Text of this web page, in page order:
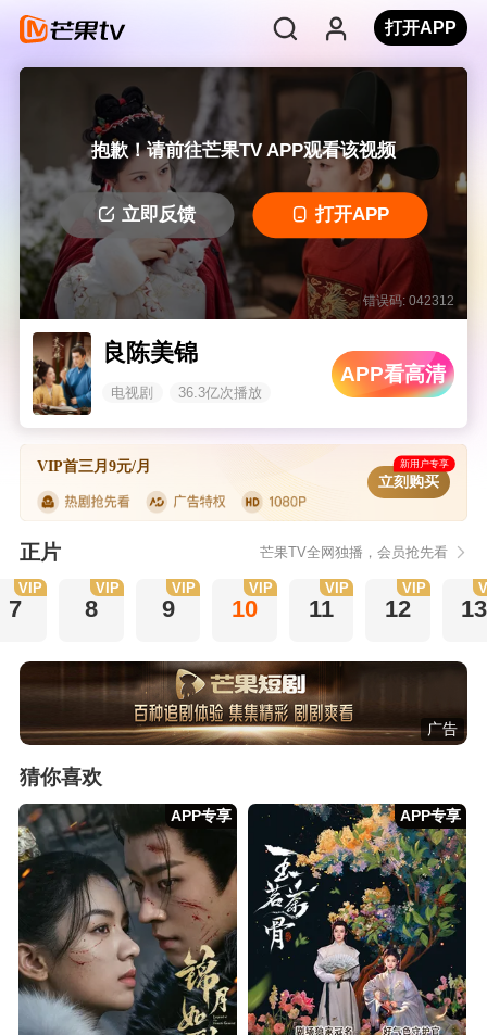
打开APP
抱歉！请前往芒果TV APP观看该视频
立即反馈 打开APP
错误码: 042312
良陈美锦
电视剧 36.3亿次播放
APP看高清
VIP首三月9元/月 新用户专享
立刻购买
正片 芒果TV全网独播，会员抢先看
7
VIP
8
VIP
9
VIP
10
VIP
11
VIP
12
VIP
13
广告
猜你喜欢
APP专享 APP专享